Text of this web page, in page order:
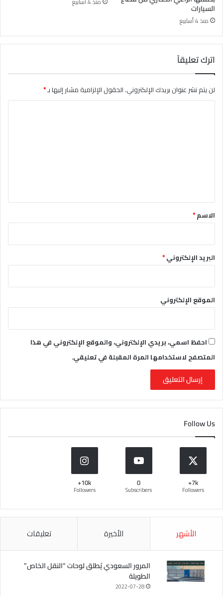
السيارات
منذ 4 أسابيع
اترك تعليقاً
لن يتم نشر عنوان بريدك الإلكتروني.الحقول الإلزامية مشار إليها بـ*
*الاسم*
البريد الإلكتروني*
الموقع الإلكتروني
احفظ اسمي، بريدي الإلكتروني، والموقع الإلكتروني في هذا
المتصفح لاستخدامها المرة المقبلة في تعليقي.
Follow Us
7k+
Followers
0
Subscribers
10k+
Followers
الأشهر الأخيرة تعليقات
المرور السعودي يُطلق لوحات “النقل الخاص”
الطويلة
2022-07-28